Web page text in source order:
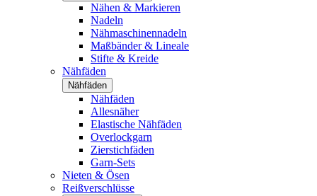
Nähen & Markieren
Nadeln
Nähmaschinennadeln
Maßbänder & Lineale
Stifte & Kreide
Nähfäden
Nähfäden
Nähfäden
Allesnäher
Elastische Nähfäden
Overlockgarn
Zierstichfäden
Garn-Sets
Nieten & Ösen
Reißverschlüsse